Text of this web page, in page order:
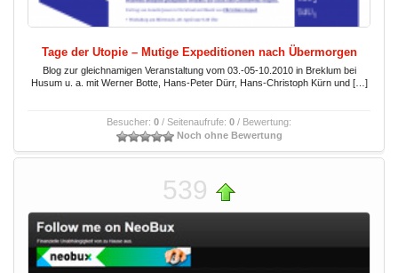
Tage der Utopie – Mutige Expeditionen nach Übermorgen
Blog zur gleichnamigen Veranstaltung vom 03.-05-10.2010 in Breklum bei
Husum u. a. mit Werner Botte, Hans-Peter Dürr, Hans-Christoph Kürn und […]
Besucher: 0 / Seitenaufrufe: 0 / Bewertung:
Noch ohne Bewertung
539